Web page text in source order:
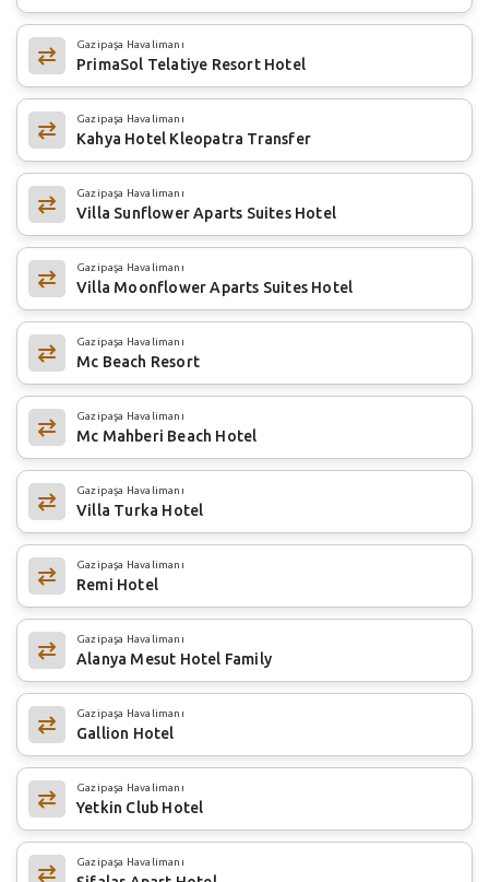
Gazipaşa Havalimanı
PrimaSol Telatiye Resort Hotel
Gazipaşa Havalimanı
Kahya Hotel Kleopatra Transfer
Gazipaşa Havalimanı
Villa Sunflower Aparts Suites Hotel
Gazipaşa Havalimanı
Villa Moonflower Aparts Suites Hotel
Gazipaşa Havalimanı
Mc Beach Resort
Gazipaşa Havalimanı
Mc Mahberi Beach Hotel
Gazipaşa Havalimanı
Villa Turka Hotel
Gazipaşa Havalimanı
Remi Hotel
Gazipaşa Havalimanı
Alanya Mesut Hotel Family
Gazipaşa Havalimanı
Gallion Hotel
Gazipaşa Havalimanı
Yetkin Club Hotel
Gazipaşa Havalimanı